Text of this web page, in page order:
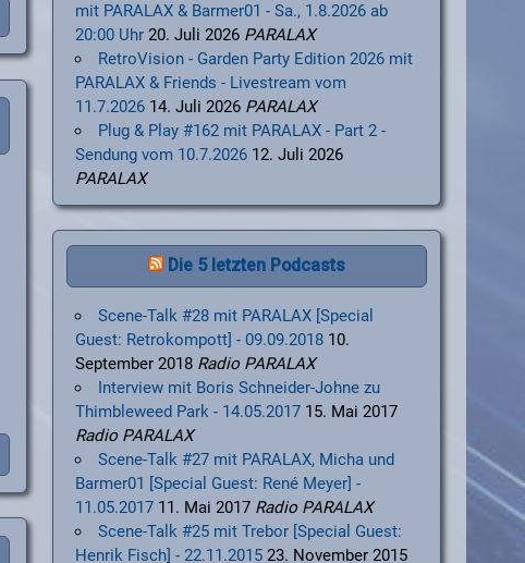
mit PARALAX & Barmer01 - Sa., 1.8.2026 ab
20:00 Uhr 20. Juli 2026 PARALAX
RetroVision - Garden Party Edition 2026 mit
PARALAX & Friends - Livestream vom
11.7.2026 14. Juli 2026 PARALAX
Plug & Play #162 mit PARALAX - Part 2 -
Sendung vom 10.7.2026 12. Juli 2026
PARALAX
Die 5 letzten Podcasts
Scene-Talk #28 mit PARALAX [Special
Guest: Retrokompott] - 09.09.2018 10.
September 2018 Radio PARALAX
Interview mit Boris Schneider-Johne zu
Thimbleweed Park - 14.05.2017 15. Mai 2017
Radio PARALAX
Scene-Talk #27 mit PARALAX, Micha und
Barmer01 [Special Guest: René Meyer] -
11.05.2017 11. Mai 2017 Radio PARALAX
Scene-Talk #25 mit Trebor [Special Guest:
Henrik Fisch] - 22.11.2015 23. November 2015